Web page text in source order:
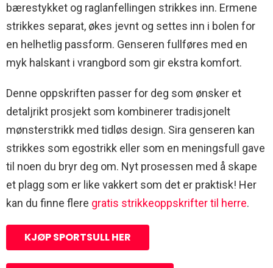
bærestykket og raglanfellingen strikkes inn. Ermene
strikkes separat, økes jevnt og settes inn i bolen for
en helhetlig passform. Genseren fullføres med en
myk halskant i vrangbord som gir ekstra komfort.
Denne oppskriften passer for deg som ønsker et
detaljrikt prosjekt som kombinerer tradisjonelt
mønsterstrikk med tidløs design. Sira genseren kan
strikkes som egostrikk eller som en meningsfull gave
til noen du bryr deg om. Nyt prosessen med å skape
et plagg som er like vakkert som det er praktisk! Her
kan du finne flere gratis strikkeoppskrifter til herre.
KJØP SPORTSULL HER